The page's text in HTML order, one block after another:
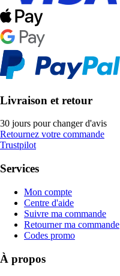
Livraison et retour
30 jours pour changer d'avis
Retournez votre commande
Trustpilot
Services
Mon compte
Centre d'aide
Suivre ma commande
Retourner ma commande
Codes promo
À propos